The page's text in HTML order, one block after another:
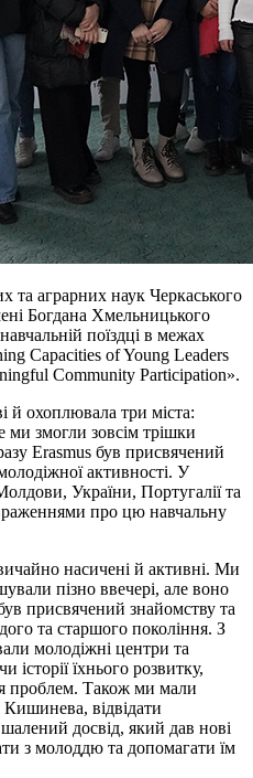
та аграрних наук Черкаського
Богдана Хмельницького
поїздці в межах
Capacities of Young Leaders
Community Participation».
й охоплювала три міста:
змогли зовсім трішки
Erasmus був присвячений
активності. У
України, Португалії та
про цю навчальну
насичені й активні. Ми
пізно ввечері, але воно
присвячений знайомству та
та старшого покоління. З
молодіжні центри та
історії їхнього розвитку,
проблем. Також ми мали
Кишинева, відвідати
досвід, який дав нові
з молоддю та допомагати їм